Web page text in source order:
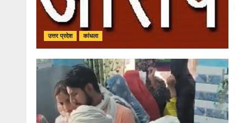
उत्तर प्रदेश कांधला